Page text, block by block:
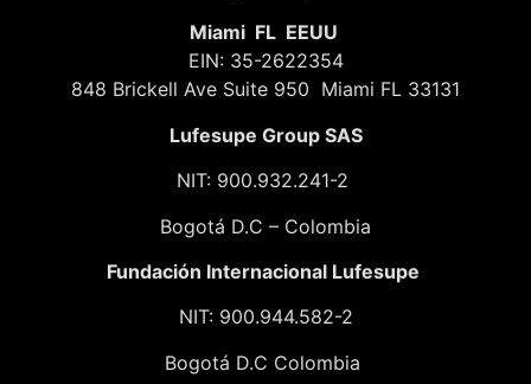
Miami FL EEUU
EIN: 35-2622354
848 Brickell Ave Suite 950 Miami FL 33131
Lufesupe Group SAS
NIT: 900.932.241-2
Bogotá D.C – Colombia
Fundación Internacional Lufesupe
NIT: 900.944.582-2
Bogotá D.C Colombia